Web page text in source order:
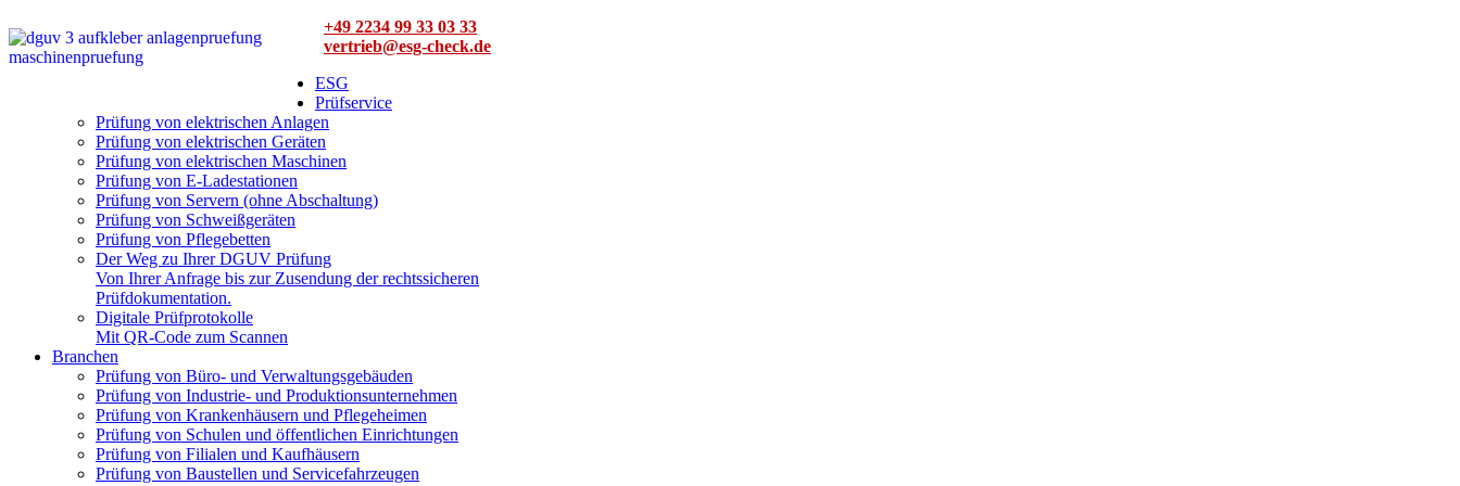
+49 2234 99 33 03 33
vertrieb@esg-check.de
ESG
Prüfservice
Prüfung von elektrischen Anlagen
Prüfung von elektrischen Geräten
Prüfung von elektrischen Maschinen
Prüfung von E-Ladestationen
Prüfung von Servern (ohne Abschaltung)
Prüfung von Schweißgeräten
Prüfung von Pflegebetten
Der Weg zu Ihrer DGUV Prüfung
Von Ihrer Anfrage bis zur Zusendung der rechtssicheren
Prüfdokumentation.
Digitale Prüfprotokolle
Mit QR-Code zum Scannen
Branchen
Prüfung von Büro- und Verwaltungsgebäuden
Prüfung von Industrie- und Produktionsunternehmen
Prüfung von Krankenhäusern und Pflegeheimen
Prüfung von Schulen und öffentlichen Einrichtungen
Prüfung von Filialen und Kaufhäusern
Prüfung von Baustellen und Servicefahrzeugen